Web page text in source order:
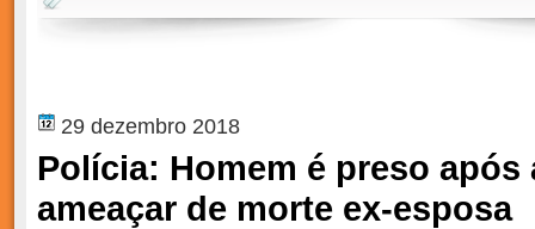
29 dezembro 2018
Polícia: Homem é preso após
ameaçar de morte ex-esposa